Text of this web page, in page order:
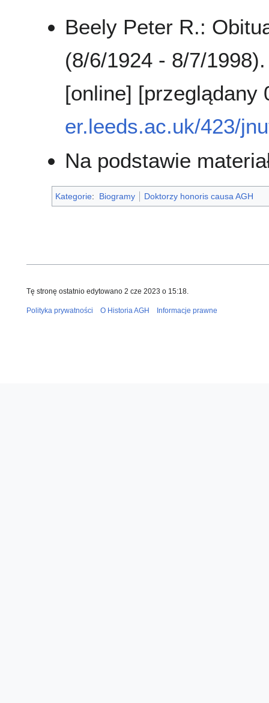
Beely Peter R.:
(8/6/1924 - 8/7/
[online]
er.leeds.ac.uk/423/
Na podstawie
Kategorie: Biogramy Doktorzy honoris causa AGH
Tę stronę ostatnio edytowano 2 cze 2023 o 15:18.
Polityka prywatności O Historia AGH Informacje prawne